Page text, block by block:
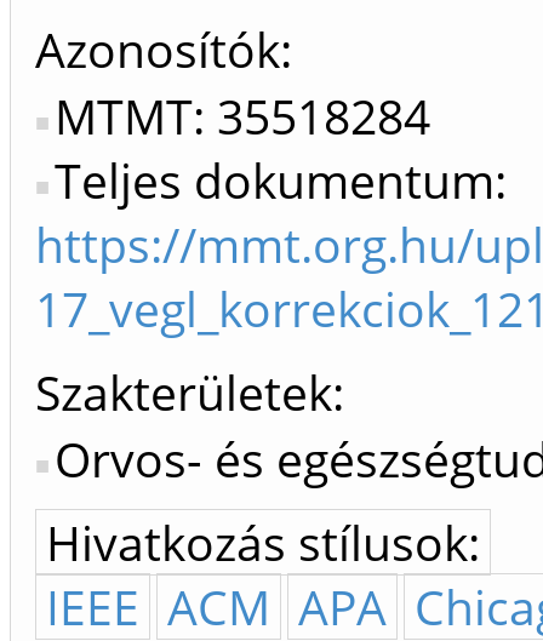
Azonosítók
MTMT: 35518284
Teljes dokumentum:
https://mmt.org.hu/
Szakterületek:
Orvos- és
Hivatkozás stílusok:
IEEE ACM APA